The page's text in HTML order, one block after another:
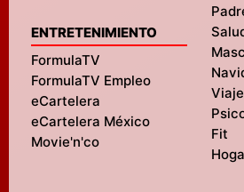
ENTRETENIMIENTO
FormulaTV
FormulaTV Empleo
eCartelera
eCartelera México
Movie'n'co
Fit